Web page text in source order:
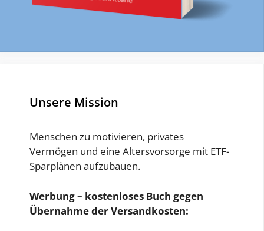
Unsere Mission
Menschen zu motivieren, privates
Vermögen und eine Altersvorsorge mit ETF-
Sparplänen aufzubauen.
Werbung – kostenloses Buch gegen
Übernahme der Versandkosten: